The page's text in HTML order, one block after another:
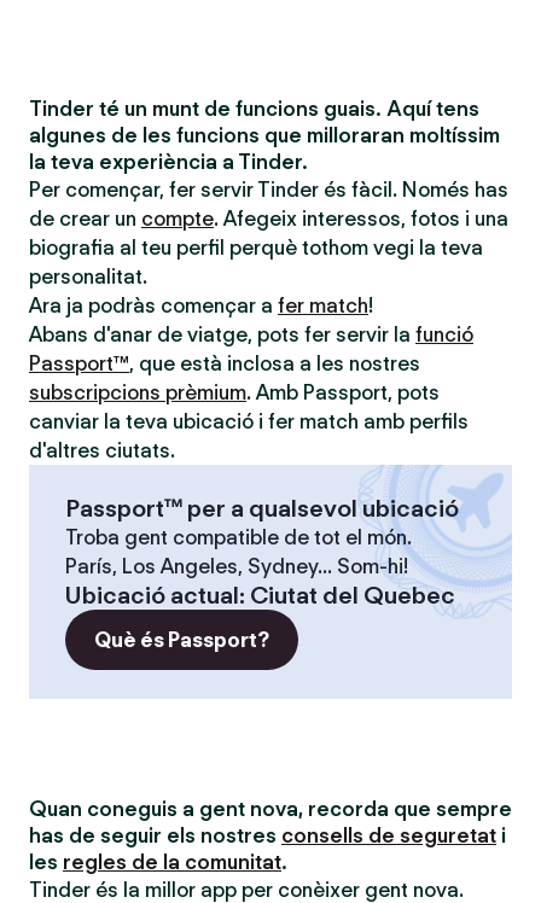
Tinder té un munt de funcions guais. Aquí tens
algunes de les funcions que milloraran moltíssim
la teva experiència a Tinder.
Per començar, fer servir Tinder és fàcil. Només has
de crear un compte. Afegeix interessos, fotos i una
biografia al teu perfil perquè tothom vegi la teva
personalitat.
Ara ja podràs començar a fer match!
Abans d'anar de viatge, pots fer servir la funció
Passport™, que està inclosa a les nostres
subscripcions prèmium. Amb Passport, pots
canviar la teva ubicació i fer match amb perfils
d'altres ciutats.
Passport™ per a qualsevol ubicació
Troba gent compatible de tot el món.
París, Los Angeles, Sydney... Som-hi!
Ubicació actual: Ciutat del Quebec
Què és Passport?
Quan coneguis a gent nova, recorda que sempre
has de seguir els nostres consells de seguretat i
les regles de la comunitat.
Tinder és la millor app per conèixer gent nova.